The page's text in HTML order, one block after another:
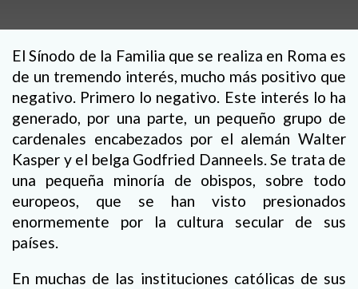
El Sínodo de la Familia que se realiza en Roma es
de un tremendo interés, mucho más positivo que
negativo. Primero lo negativo. Este interés lo ha
generado, por una parte, un pequeño grupo de
cardenales encabezados por el alemán Walter
Kasper y el belga Godfried Danneels. Se trata de
una pequeña minoría de obispos, sobre todo
europeos, que se han visto presionados
enormemente por la cultura secular de sus
países.
En muchas de las instituciones católicas de sus